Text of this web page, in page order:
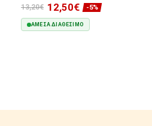
13,20€ 12,50€ -5%
ΆΜΕΣΑ ΔΙΑΘΈΣΙΜΟ